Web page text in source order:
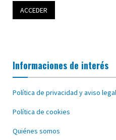
Informaciones de interés
Política de privacidad y aviso legal
Política de cookies
Quiénes somos